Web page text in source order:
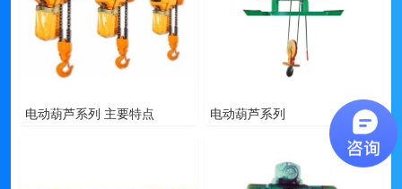
电动葫芦系列 主要特点 电动葫芦系列